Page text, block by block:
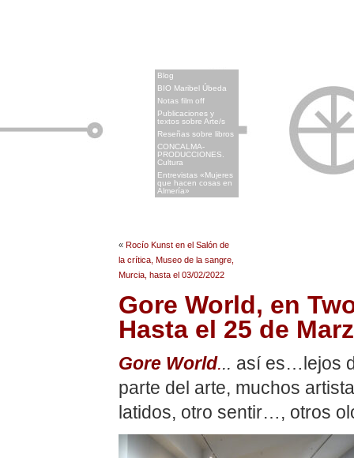
Blog
BIO Maribel Úbeda
Notas film off
Publicaciones y
textos sobre Arte/s
Reseñas sobre libros
CONCALMA-
PRODUCCIONES.
Cultura
Entrevistas «Mujeres
que hacen cosas en
Almería»
« Rocío Kunst en el Salón de
la crítica, Museo de la sangre,
Murcia, hasta el 03/02/2022
Gore World, en
Hasta el 25 de
Gore World... así es…lejos
parte del arte, muchos
latidos, otro sentir…, otros